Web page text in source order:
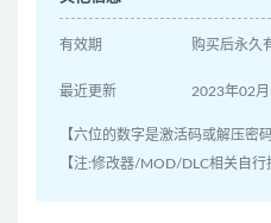
有效期 购买后永久
最近更新 2023年02月
【六位的数字是激活码或解压密
【注:修改器/MOD/DLC相关自行